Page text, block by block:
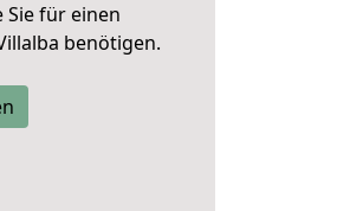
Sie für einen
benötigen.